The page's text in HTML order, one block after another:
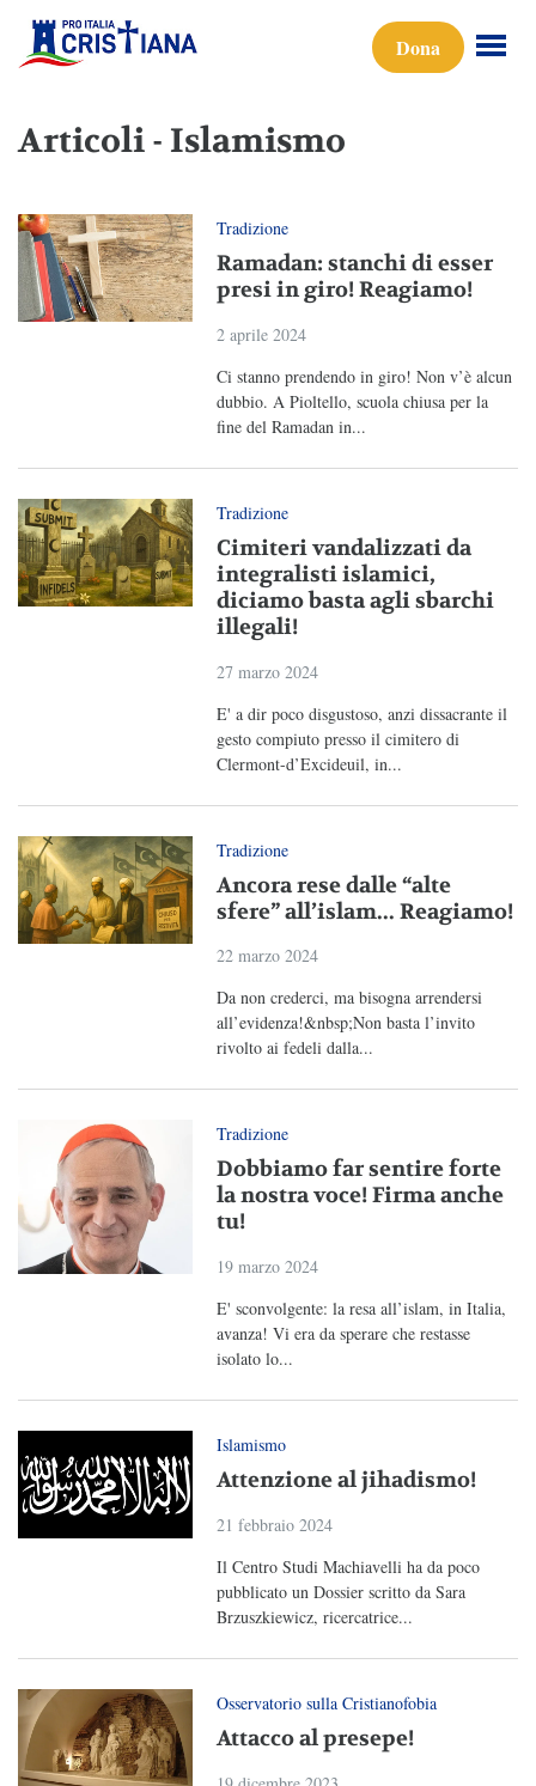
Dona
Articoli - Islamismo
Tradizione
Ramadan: stanchi di esser
presi in giro! Reagiamo!
2 aprile 2024
Ci stanno prendendo in giro! Non v’è alcun
dubbio. A Pioltello, scuola chiusa per la
fine del Ramadan in...
Tradizione
Cimiteri vandalizzati da
integralisti islamici,
diciamo basta agli sbarchi
illegali!
27 marzo 2024
E' a dir poco disgustoso, anzi dissacrante il
gesto compiuto presso il cimitero di
Clermont-d’Excideuil, in...
Tradizione
Ancora rese dalle “alte
sfere” all’islam... Reagiamo!
22 marzo 2024
Da non crederci, ma bisogna arrendersi
all’evidenza!&nbsp;Non basta l’invito
rivolto ai fedeli dalla...
Tradizione
Dobbiamo far sentire forte
la nostra voce! Firma anche
tu!
19 marzo 2024
E' sconvolgente: la resa all’islam, in Italia,
avanza! Vi era da sperare che restasse
isolato lo...
Islamismo
Attenzione al jihadismo!
21 febbraio 2024
Il Centro Studi Machiavelli ha da poco
pubblicato un Dossier scritto da Sara
Brzuszkiewicz, ricercatrice...
Osservatorio sulla Cristianofobia
Attacco al presepe!